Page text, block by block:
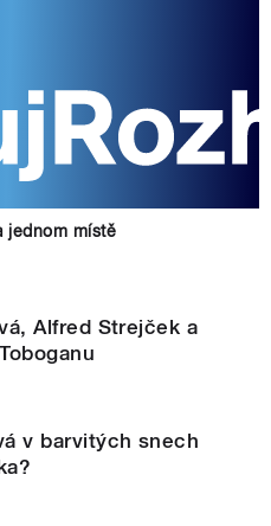
jednom místě
Alfred Strejček a
v barvitých snech